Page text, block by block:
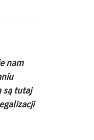
nam
są tutaj